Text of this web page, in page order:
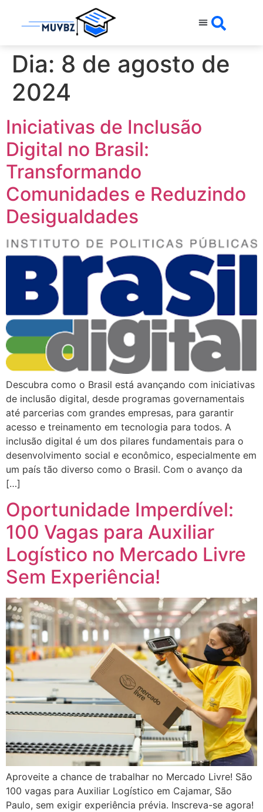
Dia: 8 de agosto de
2024
Iniciativas de Inclusão
Digital no Brasil:
Transformando
Comunidades e Reduzindo
Desigualdades
Descubra como o Brasil está avançando com iniciativas
de inclusão digital, desde programas governamentais
até parcerias com grandes empresas, para garantir
acesso e treinamento em tecnologia para todos. A
inclusão digital é um dos pilares fundamentais para o
desenvolvimento social e econômico, especialmente em
um país tão diverso como o Brasil. Com o avanço da
[…]
Oportunidade Imperdível:
100 Vagas para Auxiliar
Logístico no Mercado Livre
Sem Experiência!
Aproveite a chance de trabalhar no Mercado Livre! São
100 vagas para Auxiliar Logístico em Cajamar, São
Paulo, sem exigir experiência prévia. Inscreva-se agora!